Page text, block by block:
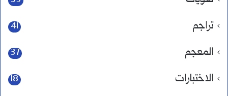
تراجم 41
المعجم 37
الاختبارات 18